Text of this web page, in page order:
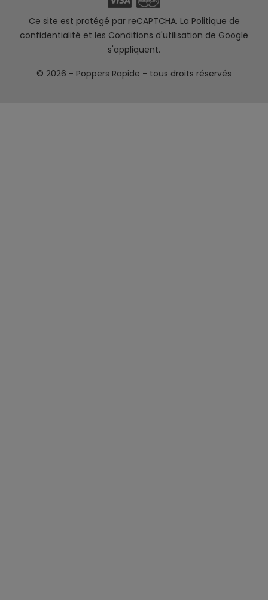
Ce site est protégé par reCAPTCHA. La Politique de
confidentialité et les Conditions d'utilisation de Google
s'appliquent.
© 2026 - Poppers Rapide - tous droits réservés